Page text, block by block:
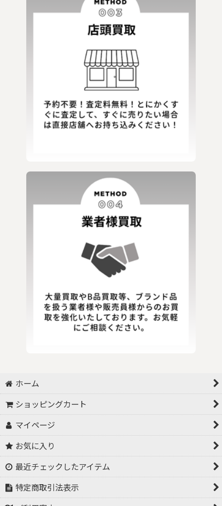
ホーム
ショッピングカート
マイページ
お気に入り
最近チェックしたアイテム
特定商取引法表示